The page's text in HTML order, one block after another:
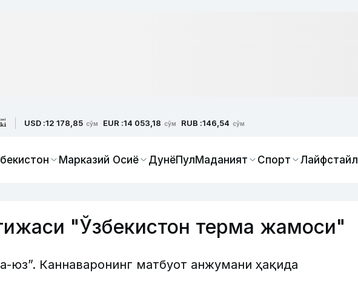
USD :12 178,85 сўм EUR :14 053,18 сўм RUB :146,54 сўм
Марказий Осиё ДунёПулМаданият Спорт Лайфстайл
"Ўзбекистон терма жамоси"
юз”. Каннаваронинг матбуот анжумани ҳақида